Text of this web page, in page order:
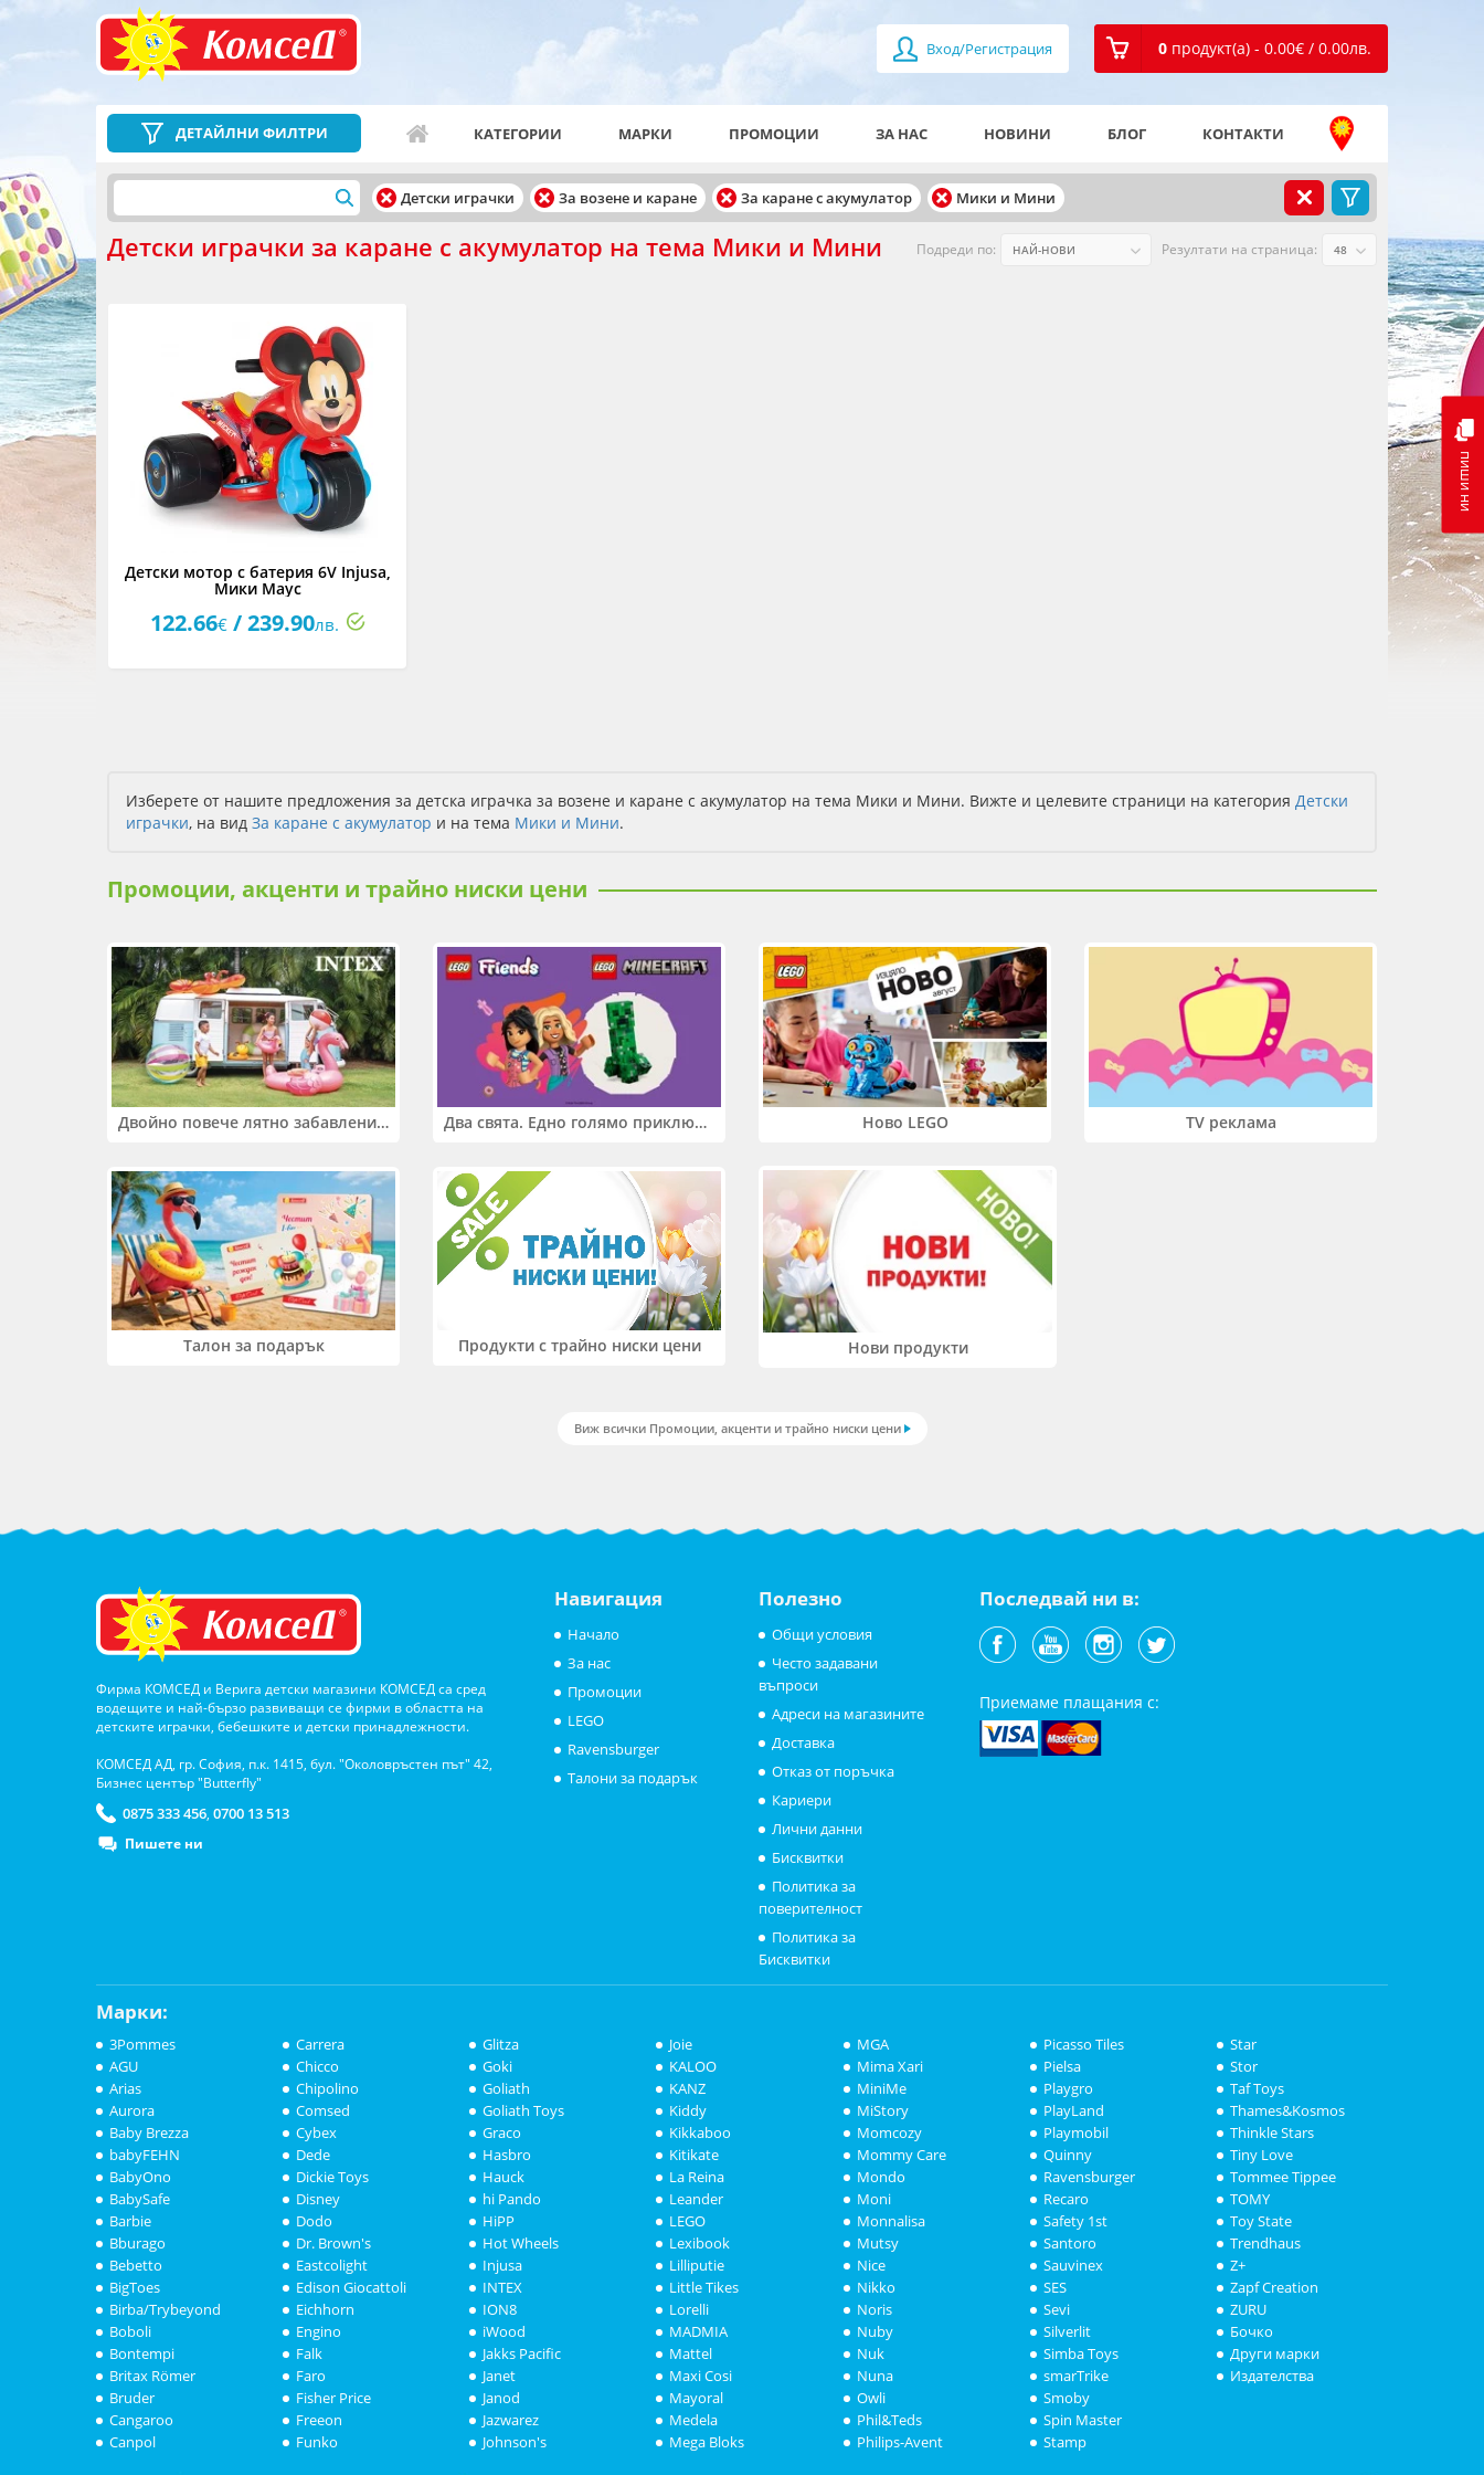
Вход/Регистрация 0 продукт(а) - 0.00€ / 0.00лв.
пиши ни
ДЕТАЙЛНИ ФИЛТРИ КАТЕГОРИИ МАРКИ ПРОМОЦИИ ЗА НАС НОВИНИ БЛОГ КОНТАКТИ
Детски играчки За возене и каране За каране с акумулатор Мики и Мини
Детски играчки за каране с акумулатор на тема Мики и Мини Подреди по: Резултати на страница:
Детски мотор с батерия 6V Injusa,
Мики Маус
122.66€/ 239.90лв.
Изберете от нашите предложения за детска играчка за возене и каране с акумулатор на тема Мики и Мини. Вижте и целевите страници на категория Детски
играчки, на вид За каране с акумулатор и на тема Мики и Мини.
Промоции, акценти и трайно ниски цени
Двойно повече лятно забавление! Купи 2 продукта INTEX и вземи -33% Два свята. Едно голямо приключение. Купи 2 продукта LEGO® Friends и/или LEGO® Minecraft и вземи -27% Ново LEGO TV реклама
Талон за подарък Продукти с трайно ниски цени Нови продукти
Виж всички Промоции, акценти и трайно ниски цени
Фирма КОМСЕД и Верига детски магазини КОМСЕД са сред
водещите и най-бързо развиващи се фирми в областта на
детските играчки, бебешките и детски принадлежности.
КОМСЕД АД, гр. София, п.к. 1415, бул. "Околовръстен път" 42,
Бизнес център "Butterfly"
0875 333 456, 0700 13 513
Пишете ни
Навигация
Начало
За нас
Промоции
LEGO
Ravensburger
Талони за подарък
Полезно
Общи условия
Често задавани
въпроси
Адреси на магазините
Доставка
Отказ от поръчка
Кариери
Лични данни
Бисквитки
Политика за
поверителност
Политика за
Бисквитки
Последвай ни в:
Приемаме плащания с:
Марки:
3Pommes
AGU
Arias
Aurora
Baby Brezza
babyFEHN
BabyOno
BabySafe
Barbie
Bburago
Bebetto
BigToes
Birba/Trybeyond
Boboli
Bontempi
Britax Römer
Bruder
Cangaroo
Canpol
Carrera
Chicco
Chipolino
Comsed
Cybex
Dede
Dickie Toys
Disney
Dodo
Dr. Brown's
Eastcolight
Edison Giocattoli
Eichhorn
Engino
Falk
Faro
Fisher Price
Freeon
Funko
Glitza
Goki
Goliath
Goliath Toys
Graco
Hasbro
Hauck
hi Pando
HiPP
Hot Wheels
Injusa
INTEX
ION8
iWood
Jakks Pacific
Janet
Janod
Jazwarez
Johnson's
Joie
KALOO
KANZ
Kiddy
Kikkaboo
Kitikate
La Reina
Leander
LEGO
Lexibook
Lilliputie
Little Tikes
Lorelli
MADMIA
Mattel
Maxi Cosi
Mayoral
Medela
Mega Bloks
MGA
Mima Xari
MiniMe
MiStory
Momcozy
Mommy Care
Mondo
Moni
Monnalisa
Mutsy
Nice
Nikko
Noris
Nuby
Nuk
Nuna
Owli
Phil&Teds
Philips-Avent
Picasso Tiles
Pielsa
Playgro
PlayLand
Playmobil
Quinny
Ravensburger
Recaro
Safety 1st
Santoro
Sauvinex
SES
Sevi
Silverlit
Simba Toys
smarTrike
Smoby
Spin Master
Stamp
Star
Stor
Taf Toys
Thames&Kosmos
Thinkle Stars
Tiny Love
Tommee Tippee
TOMY
Toy State
Trendhaus
Z+
Zapf Creation
ZURU
Бочко
Други марки
Издателства